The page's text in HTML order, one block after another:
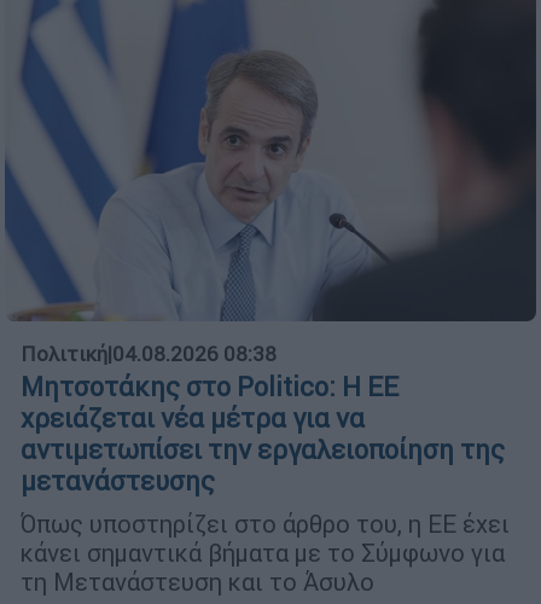
Πολιτική|04.08.2026 08:38
Μητσοτάκης στο Politico: Η ΕΕ
χρειάζεται νέα μέτρα για να
αντιμετωπίσει την εργαλειοποίηση της
μετανάστευσης
Όπως υποστηρίζει στο άρθρο του, η ΕΕ έχει
κάνει σημαντικά βήματα με το Σύμφωνο για
τη Μετανάστευση και το Άσυλο